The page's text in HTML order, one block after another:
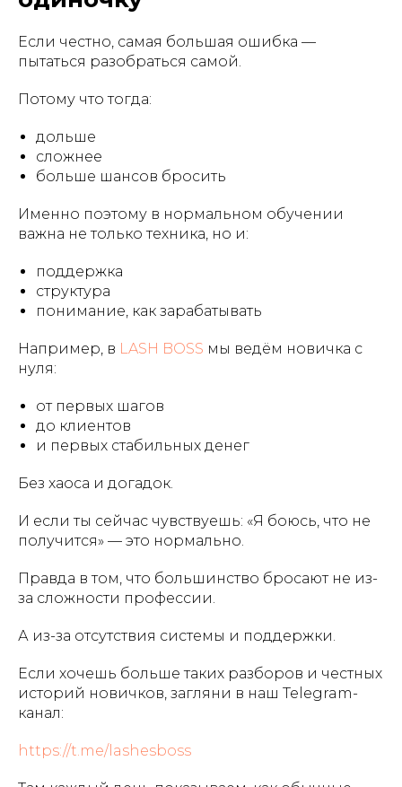
Если честно, самая большая ошибка —
пытаться разобраться самой.
Потому что тогда:
дольше
сложнее
больше шансов бросить
Именно поэтому в нормальном обучении
важна не только техника, но и:
поддержка
структура
понимание, как зарабатывать
Например, в LASH BOSS мы ведём новичка с
нуля:
от первых шагов
до клиентов
и первых стабильных денег
Без хаоса и догадок.
И если ты сейчас чувствуешь: «Я боюсь, что не
получится» — это нормально.
Правда в том, что большинство бросают не из-
за сложности профессии.
А из-за отсутствия системы и поддержки.
Если хочешь больше таких разборов и честных
историй новичков, загляни в наш Telegram-
канал:
https://t.me/lashesboss